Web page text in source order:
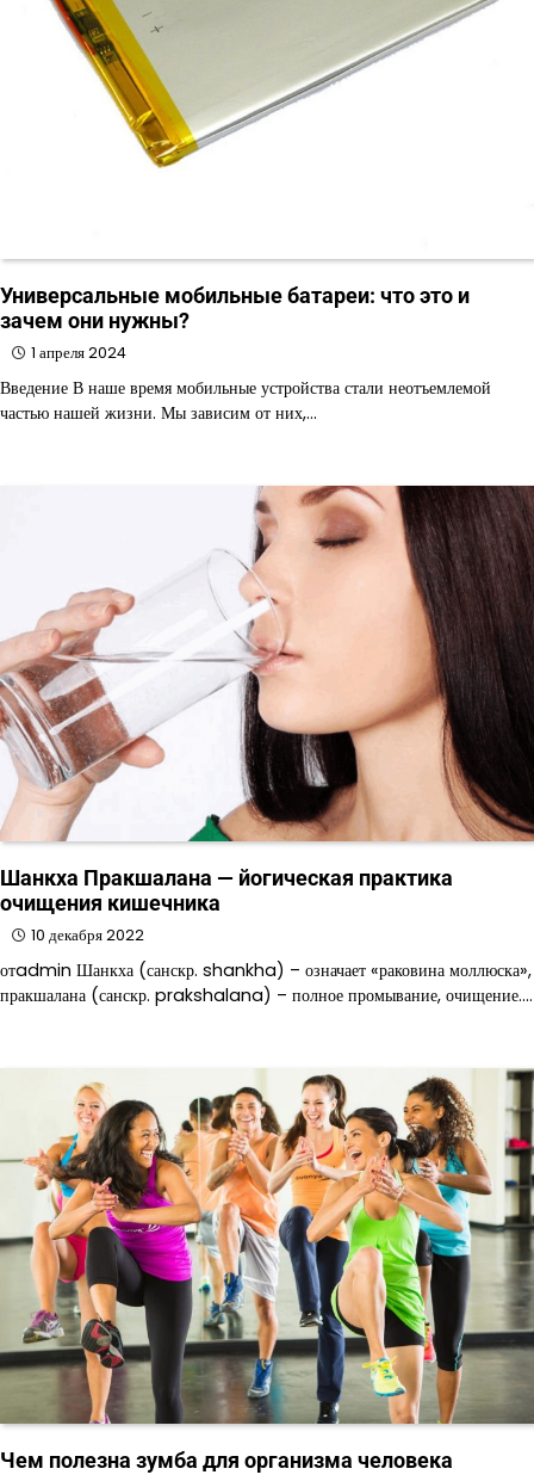
Универсальные мобильные батареи: что это и
зачем они нужны?
1 апреля 2024
Введение В наше время мобильные устройства стали неотъемлемой
частью нашей жизни. Мы зависим от них,…
Шанкха Пракшалана — йогическая практика
очищения кишечника
10 декабря 2022
отadmin Шанкха (санскр. shankha) – означает «раковина моллюска»,
пракшалана (санскр. prakshalana) – полное промывание, очищение.…
Чем полезна зумба для организма человека